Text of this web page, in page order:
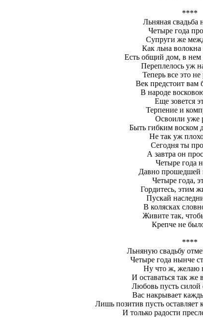
****
Льняная свадьба
Четыре года
Супруги же
Как льна волокна
Есть общий дом, в
Переплелось уж
Теперь все это не
Век предстоит вам
В народе
Еще зовется
Терпение и
Освоили уже
Быть гибким воском
Не так уж
Сегодня ты
А завтра он
Четыре года
Давно прошедшей
Четыре года,
Гордитесь, этим
Пускай
В колясках
Живите так,
Крепче не
****
Льняную свадьбу
Четыре года нынче
Ну что ж, желаю
И оставаться так же
Любовь пусть
Вас накрывает
Лишь позитив пусть
И только радости